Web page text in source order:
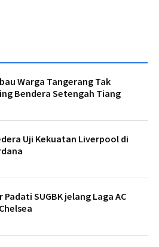
Warga Tangerang Tak
Bendera Setengah Tiang
Uji Kekuatan Liverpool di
SUGBK jelang Laga AC